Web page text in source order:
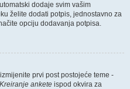
dodaje svim vašim
želite dodati potpis, jednostavno za
opciju dodavanja potpisa.
prvi post postojeće teme -
Kreiranje ankete ispod okvira za